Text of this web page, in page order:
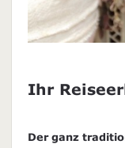
Ihr
Der ganz